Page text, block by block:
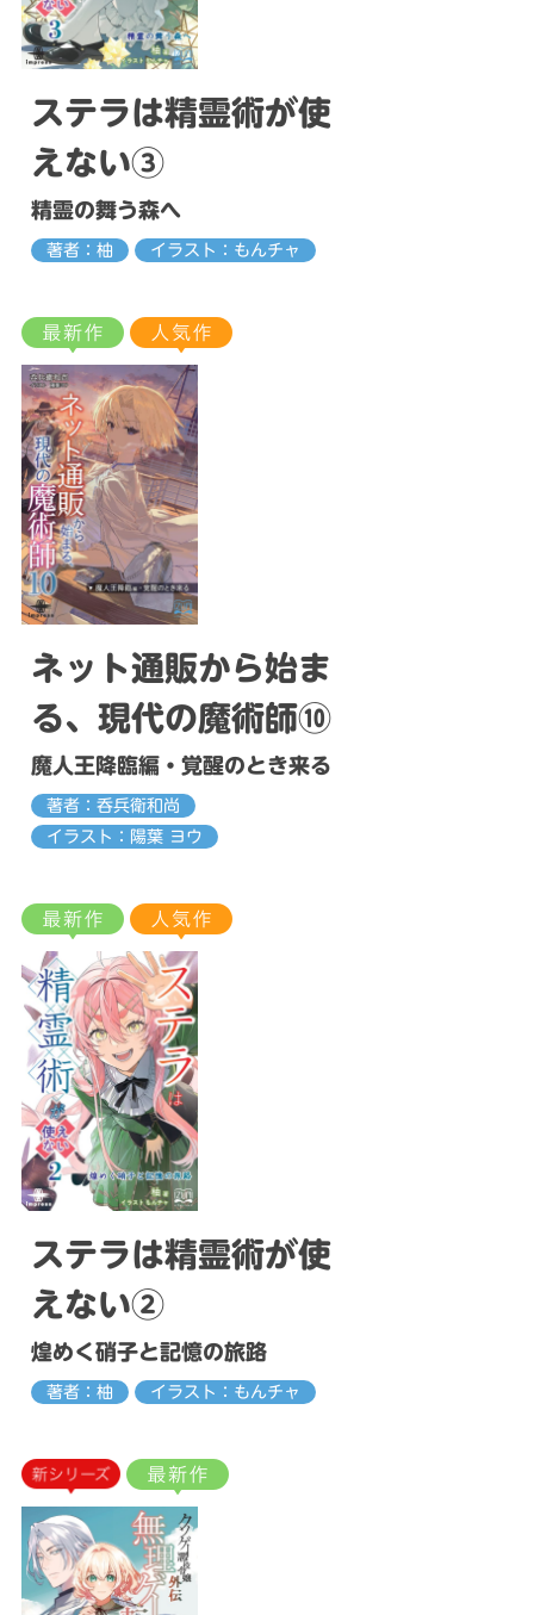
ステラは精霊術が使
えない③
精霊の舞う森へ
著者：柚 イラスト：もんチャ
ネット通販から始ま
る、現代の魔術師⑩
魔人王降臨編・覚醒のとき来る
著者：呑兵衛和尚
イラスト：陽葉 ヨウ
ステラは精霊術が使
えない②
煌めく硝子と記憶の旅路
著者：柚 イラスト：もんチャ